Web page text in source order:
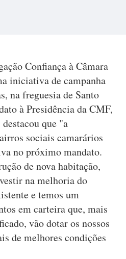
Confiança à Câmara
iniciativa de campanha
na freguesia de Santo
à Presidência da CMF,
que "a
sociais camarários
no próximo mandato.
de nova habitação,
na melhoria do
e temos um
em carteira que, mais
vão dotar os nossos
de melhores condições